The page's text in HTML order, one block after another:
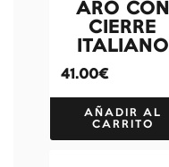
ARO CON
CIERRE
ITALIANO
41.00€
AÑADIR AL
CARRITO